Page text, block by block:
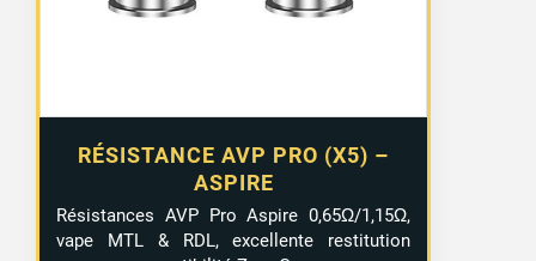
RÉSISTANCE AVP PRO (X5) –
ASPIRE
Résistances AVP Pro Aspire 0,65Ω/1,15Ω,
vape MTL & RDL, excellente restitution